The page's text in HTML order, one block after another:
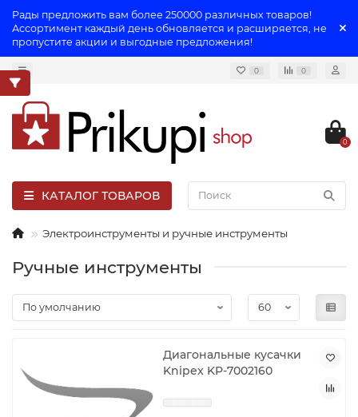
Рады предложить вам более 250000 различных товаров!
Ассортимент каждый день обновляется и расширяется, не
пропустите акции и выгодные предложения!
0 0
0
КАТАЛОГ ТОВАРОВ
Электроинструменты и ручные инструменты
Ручные инструменты
Диагональные кусачки
Knipex KP-7002160